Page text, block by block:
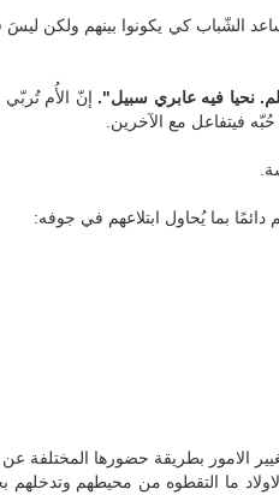
الشّباب كي يكونوا بينهم ولكن
نحيا فيه عابري سبيل". إنّ الأُم تُربّي
فيتفاعل مع الآخرين.
دائمًا بما يُحاول ابتلاعهم في جوفه:
الامور بطريقة حضورها المختلفة عن
ما التقطوه من محيطهم وتدخلهم